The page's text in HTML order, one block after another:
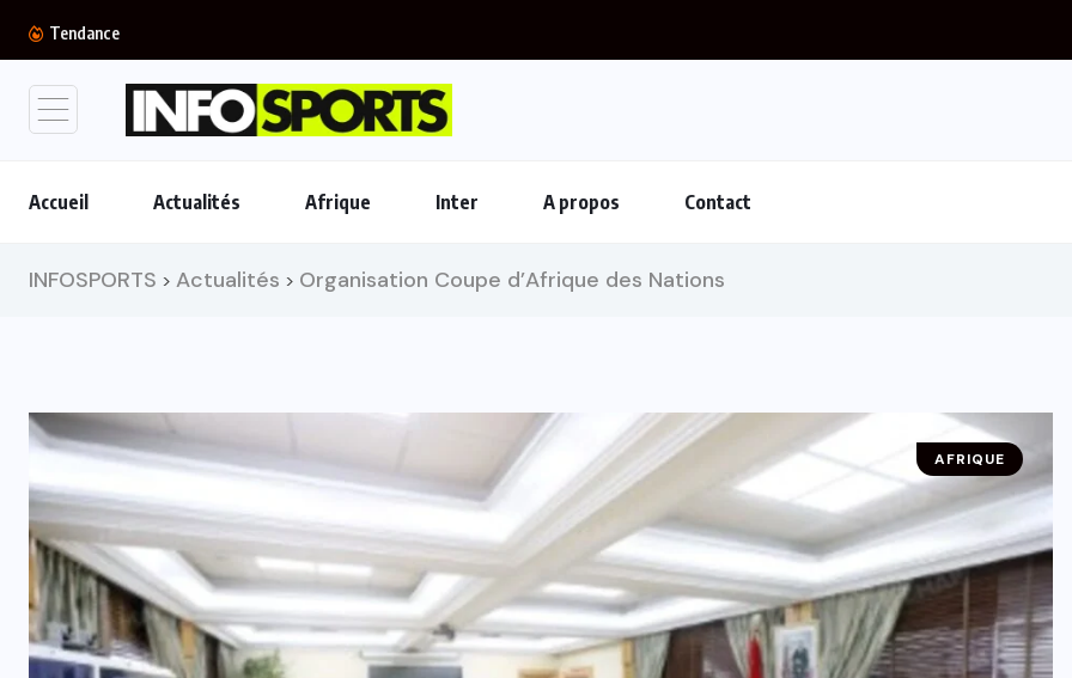
Tendance
Accueil Actualités Afrique Inter A propos Contact
INFOSPORTS > Actualités > Organisation Coupe d’Afrique des Nations
AFRIQUE